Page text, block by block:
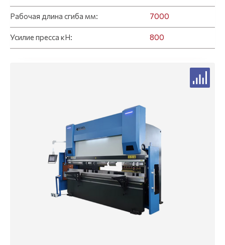
Рабочая длина сгиба мм: 7000
Усилие пресса кН: 800